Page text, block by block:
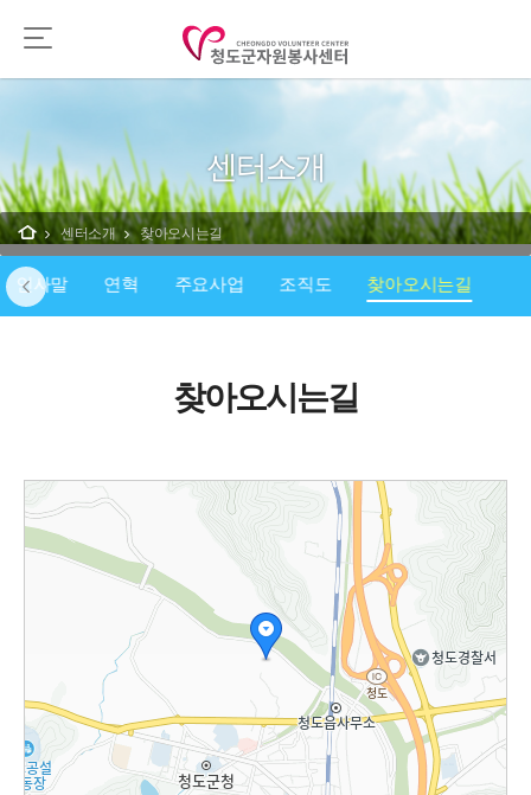
센터소개
센터소개 찾아오시는길
인사말 연혁 주요사업 조직도 찾아오시는길
찾아오시는길